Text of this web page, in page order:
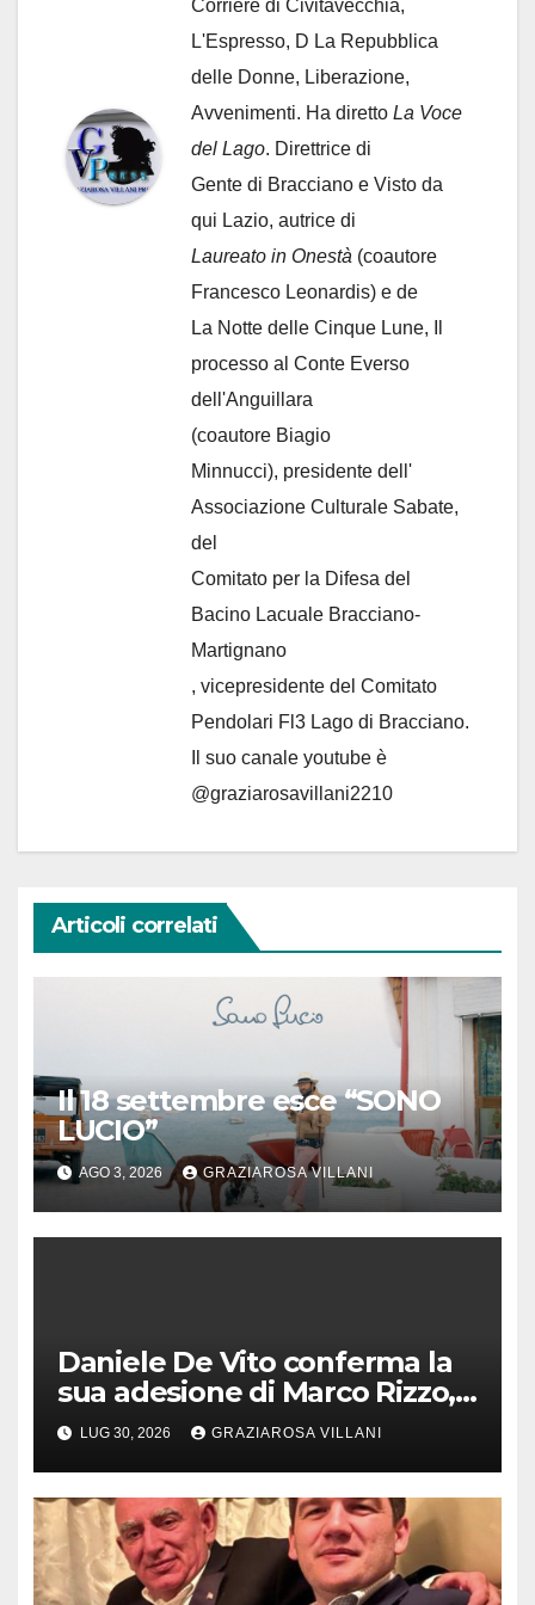
Corriere di Civitavecchia,
L'Espresso, D La Repubblica
delle Donne, Liberazione,
Avvenimenti. Ha diretto La Voce
del Lago. Direttrice di
Gente di Bracciano e Visto da
qui Lazio, autrice di
Laureato in Onestà (coautore
Francesco Leonardis) e de
La Notte delle Cinque Lune, Il
processo al Conte Everso
dell'Anguillara
(coautore Biagio
Minnucci), presidente dell'
Associazione Culturale Sabate,
del
Comitato per la Difesa del
Bacino Lacuale Bracciano-
Martignano
, vicepresidente del Comitato
Pendolari Fl3 Lago di Bracciano.
Il suo canale youtube è
@graziarosavillani2210
Articoli correlati
Il 18 settembre esce “SONO
LUCIO”
AGO 3, 2026 GRAZIAROSA VILLANI
Daniele De Vito conferma la
sua adesione di Marco Rizzo,
nel rispetto delle decisioni
del 1° Congress
LUG 30, 2026 GRAZIAROSA VILLANI